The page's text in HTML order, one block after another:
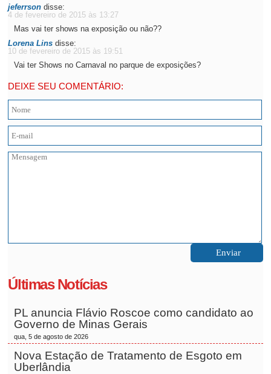
jeferrson disse:
4 de fevereiro de 2015 às 13:27
Mas vai ter shows na exposição ou não??
Lorena Lins disse:
10 de fevereiro de 2015 às 19:51
Vai ter Shows no Carnaval no parque de exposições?
DEIXE SEU COMENTÁRIO:
Últimas Notícias
PL anuncia Flávio Roscoe como candidato ao
Governo de Minas Gerais
qua, 5 de agosto de 2026
Nova Estação de Tratamento de Esgoto em
Uberlândia